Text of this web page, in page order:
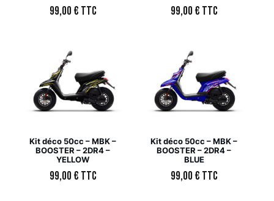
99,00€ TTC 99,00€ TTC
Kit déco 50cc – MBK –
BOOSTER – 2DR4 –
YELLOW
99,00€ TTC
Kit déco 50cc – MBK –
BOOSTER – 2DR4 –
BLUE
99,00€ TTC